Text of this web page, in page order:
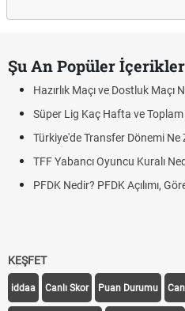
Şu An Popüler İçerikler
Hazırlık Maçı ve Dostluk
Süper Lig Kaç Hafta ve Toplam
Türkiye'de Transfer Dönemi Ne
TFF Yabancı Oyuncu Kuralı
PFDK Nedir? PFDK Açılımı,
KEŞFET
iddaa Canlı Skor Puan Durumu